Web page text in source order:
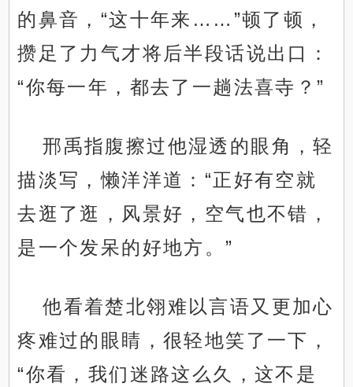
的鼻音，“这十年来……”顿了顿，
攒足了力气才将后半段话说出口：
“你每一年，都去了一趟法喜寺？”
邢禹指腹擦过他湿透的眼角，轻
描淡写，懒洋洋道：“正好有空就
去逛了逛，风景好，空气也不错，
是一个发呆的好地方。”
他看着楚北翎难以言语又更加心
疼难过的眼睛，很轻地笑了一下，
“你看，我们迷路这么久，这不是